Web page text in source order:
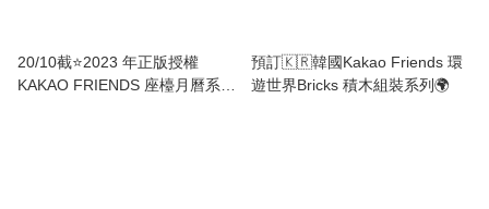
20/10截⭐2023 年正版授權
KAKAO FRIENDS 座檯月曆系列
預訂🇰🇷韓國Kakao Friends 環
遊世界Bricks 積木組裝系列🌍